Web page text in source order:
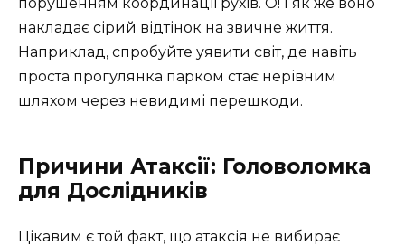
накладає сірий відтінок на звичне життя.
Наприклад, спробуйте уявити світ, де навіть
проста прогулянка парком стає нерівним
шляхом через невидимі перешкоди.
Причини Атаксії: Головоломка
для Дослідників
Цікавим є той факт, що атаксія не вибирає